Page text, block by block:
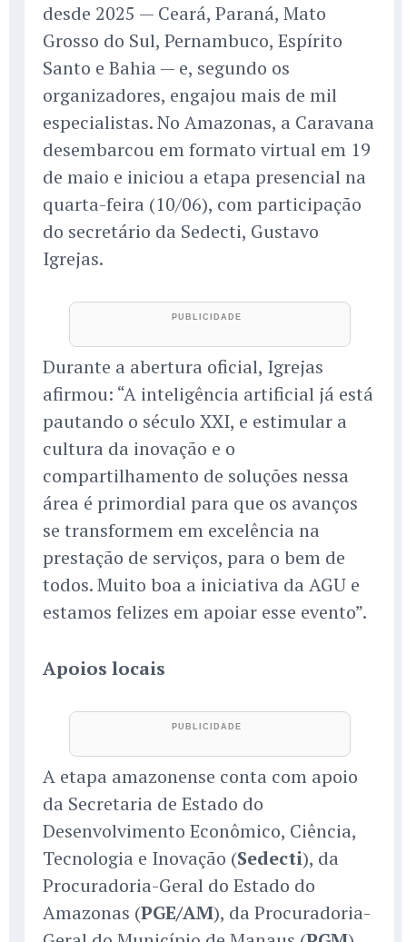
desde 2025 — Ceará, Paraná, Mato
Grosso do Sul, Pernambuco, Espírito
Santo e Bahia — e, segundo os
organizadores, engajou mais de mil
especialistas. No Amazonas, a Caravana
desembarcou em formato virtual em 19
de maio e iniciou a etapa presencial na
quarta-feira (10/06), com participação
do secretário da Sedecti, Gustavo
Igrejas.
Durante a abertura oficial, Igrejas
afirmou: “A inteligência artificial já está
pautando o século XXI, e estimular a
cultura da inovação e o
compartilhamento de soluções nessa
área é primordial para que os avanços
se transformem em excelência na
prestação de serviços, para o bem de
todos. Muito boa a iniciativa da AGU e
estamos felizes em apoiar esse evento”.
Apoios locais
A etapa amazonense conta com apoio
da Secretaria de Estado do
Desenvolvimento Econômico, Ciência,
Tecnologia e Inovação (Sedecti), da
Procuradoria-Geral do Estado do
Amazonas (PGE/AM), da Procuradoria-